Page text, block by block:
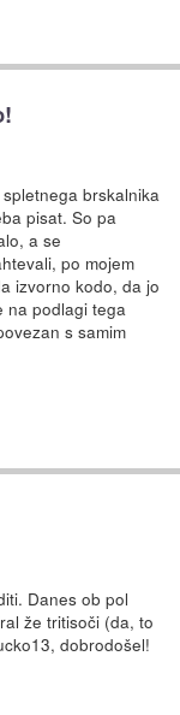
brskalnika
pisat. So pa
a se
po mojem
izvorno kodo, da jo
na podlagi tega
s samim
Danes ob pol
že tritisoči (da, to
dobrodošel!